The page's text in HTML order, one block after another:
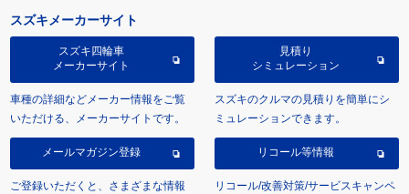
スズキメーカーサイト
スズキ四輪車
メーカーサイト
車種の詳細などメーカー情報をご覧
いただける、メーカーサイトです。
見積り
シミュレーション
スズキのクルマの見積りを簡単にシ
ミュレーションできます。
メールマガジン登録
ご登録いただくと、さまざまな情報
リコール等情報
リコール/改善対策/サービスキャンペ